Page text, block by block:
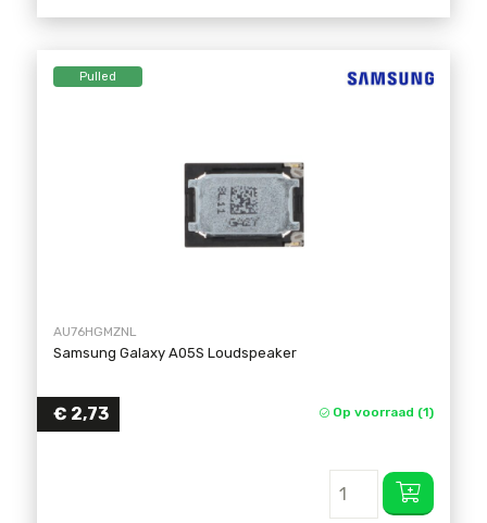
Pulled
AU76HGMZNL
Samsung Galaxy A05S Loudspeaker
€ 2,73 Op voorraad (1)